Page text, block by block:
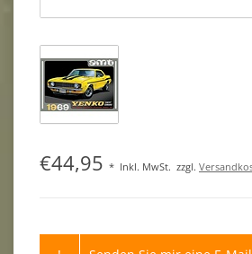
€44,95 * Inkl. MwSt. zzgl.